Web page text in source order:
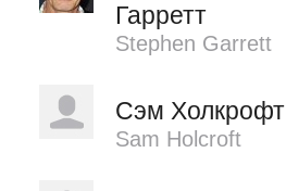
Гарретт
Stephen Garrett
Сэм Холкрофт
Sam Holcroft